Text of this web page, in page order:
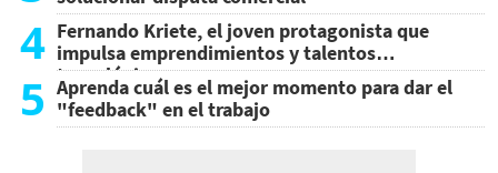
4 Fernando Kriete, el joven protagonista que
impulsa emprendimientos y talentos
tecnológicos
5 Aprenda cuál es el mejor momento para dar el
"feedback" en el trabajo